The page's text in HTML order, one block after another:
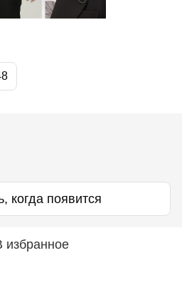
когда появится
избранное